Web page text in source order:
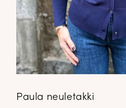
Paula neuletakki